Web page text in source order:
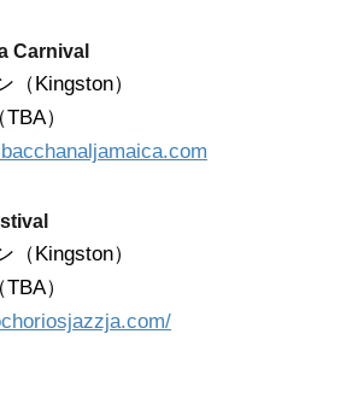
Carnival
（Kingston）
）
（Kingston）
）